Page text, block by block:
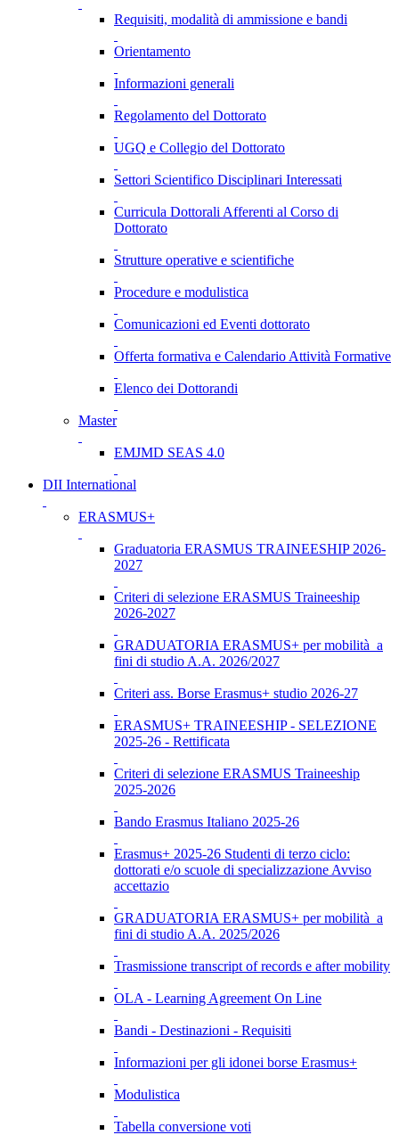
Requisiti, modalità di ammissione e bandi
Orientamento
Informazioni generali
Regolamento del Dottorato
UGQ e Collegio del Dottorato
Settori Scientifico Disciplinari Interessati
Curricula Dottorali Afferenti al Corso di
Dottorato
Strutture operative e scientifiche
Procedure e modulistica
Comunicazioni ed Eventi dottorato
Offerta formativa e Calendario Attività Formative
Elenco dei Dottorandi
Master
EMJMD SEAS 4.0
DII International
ERASMUS+
Graduatoria ERASMUS TRAINEESHIP 2026-
2027
Criteri di selezione ERASMUS Traineeship
2026-2027
GRADUATORIA ERASMUS+ per mobilità a
fini di studio A.A. 2026/2027
Criteri ass. Borse Erasmus+ studio 2026-27
ERASMUS+ TRAINEESHIP - SELEZIONE
2025-26 - Rettificata
Criteri di selezione ERASMUS Traineeship
2025-2026
Bando Erasmus Italiano 2025-26
Erasmus+ 2025-26 Studenti di terzo ciclo:
dottorati e/o scuole di specializzazione Avviso
accettazio
GRADUATORIA ERASMUS+ per mobilità a
fini di studio A.A. 2025/2026
Trasmissione transcript of records e after mobility
OLA - Learning Agreement On Line
Bandi - Destinazioni - Requisiti
Informazioni per gli idonei borse Erasmus+
Modulistica
Tabella conversione voti